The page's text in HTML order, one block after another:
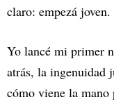
claro: empezá
Yo lancé mi primer
atrás, la ingenuidad
cómo viene la mano